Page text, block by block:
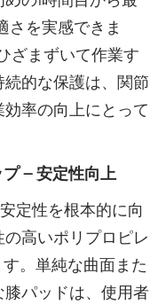
さを実感できま
ざまずいて作業す
的な保護は、関節
率の向上にとって
— 安定性向上
定性を根本的に向
の高いポリプロピレ
す。単純な曲面また
パッドは、使用者